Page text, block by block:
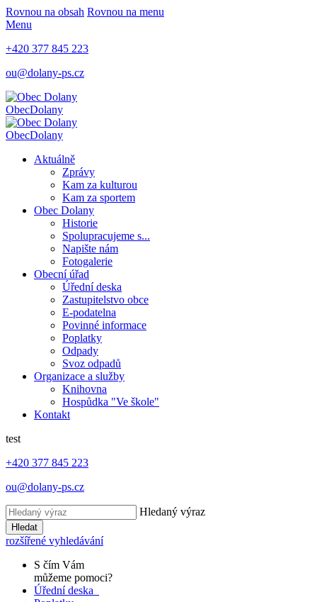
Rovnou na obsah Rovnou na menu
Menu
+420 377 845 223
ou@dolany-ps.cz
ObecDolany
ObecDolany
Aktuálně
Zprávy
Kam za kulturou
Kam za sportem
Obec Dolany
Historie
Spolupracujeme s...
Napište nám
Fotogalerie
Obecní úřad
Úřední deska
Zastupitelstvo obce
E-podatelna
Povinné informace
Poplatky
Odpady
Svoz odpadů
Organizace a služby
Knihovna
Hospůdka "Ve škole"
Kontakt
test
+420 377 845 223
ou@dolany-ps.cz
Hledaný výraz
Hledat
rozšířené vyhledávání
S čím Vám
můžeme pomoci?
Úřední deska